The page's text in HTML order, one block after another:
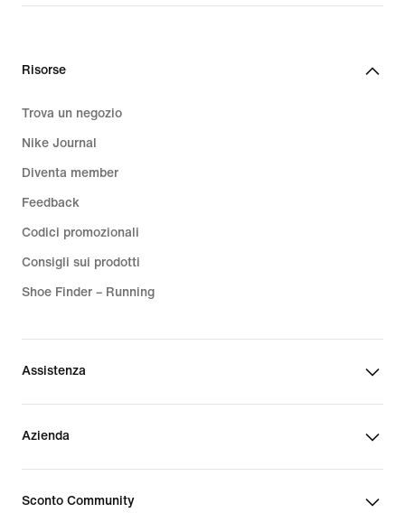
price
115.00
Risorse
Trova un negozio
Nike Journal
Diventa member
Feedback
Codici promozionali
Consigli sui prodotti
Shoe Finder – Running
Assistenza
Azienda
Sconto Community